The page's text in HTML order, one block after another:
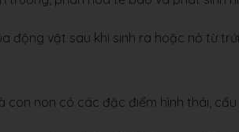
động vật sau khi sinh ra hoặc nở từ
con non có các đặc điểm hình thái, cấu